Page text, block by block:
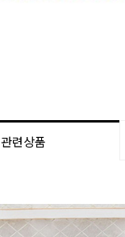
관련상품